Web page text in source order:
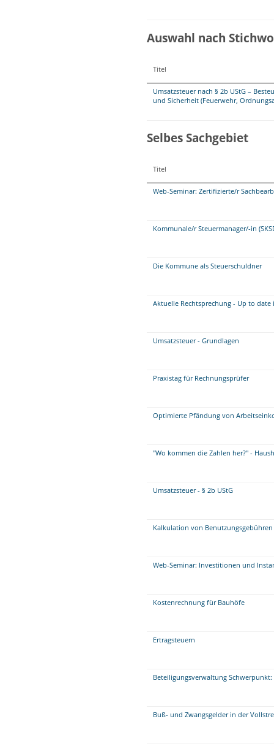
Auswahl nach
Titel
Umsatzsteuer nach § 2b UStG –
und Sicherheit (Feuerwehr,
Selbes Sachgebiet
Titel
Web-Seminar: Zertifizierte/r
Kommunale/r Steuermanager/-in
Die Kommune als Steuerschuldner
Aktuelle Rechtsprechung - Up to
Umsatzsteuer - Grundlagen
Praxistag für Rechnungsprüfer
Optimierte Pfändung von
"Wo kommen die Zahlen her?" -
Umsatzsteuer - § 2b UStG
Kalkulation von
Web-Seminar: Investitionen und
Kostenrechnung für Bauhöfe
Ertragsteuern
Beteiligungsverwaltung
Buß- und Zwangsgelder in der